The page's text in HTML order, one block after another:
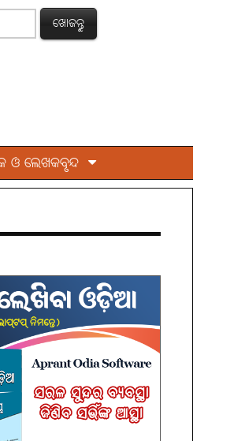
ଖୋଜନ୍ତୁ
ଓ ଲେଖକବୃନ୍ଦ